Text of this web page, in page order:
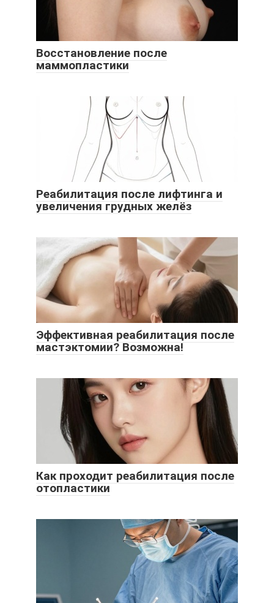
Восстановление после
маммопластики
Реабилитация после лифтинга и
увеличения грудных желёз
Эффективная реабилитация после
мастэктомии? Возможна!
Как проходит реабилитация после
отопластики